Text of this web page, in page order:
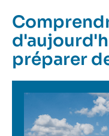
préparer
Image